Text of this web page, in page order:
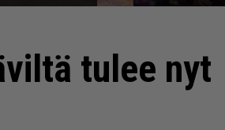
tulee nyt